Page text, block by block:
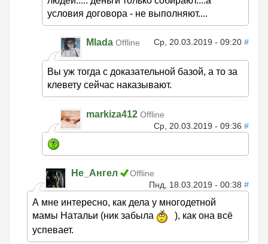
условия договора - не выполняют....
Mlada Offline Ср, 20.03.2019 - 09:20 #
Вы уж тогда с доказательной базой, а то за
клевету сейчас наказывают.
markiza412 Offline
Ср, 20.03.2019 - 09:36 #
Не_Ангел
Offline
Пнд, 18.03.2019 - 00:38 #
А мне интересно, как дела у многодетной
мамы Натальи (ник забыла
), как она всё
успевает.